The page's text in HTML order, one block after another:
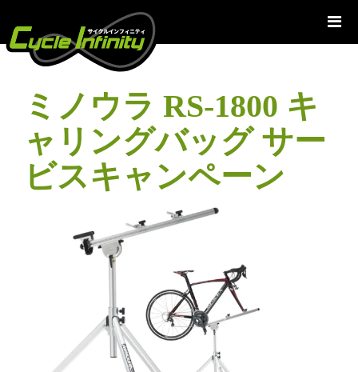
テ
ミノウラ RS-1800 キ
ャリングバッグ サー
ビスキャンペーン